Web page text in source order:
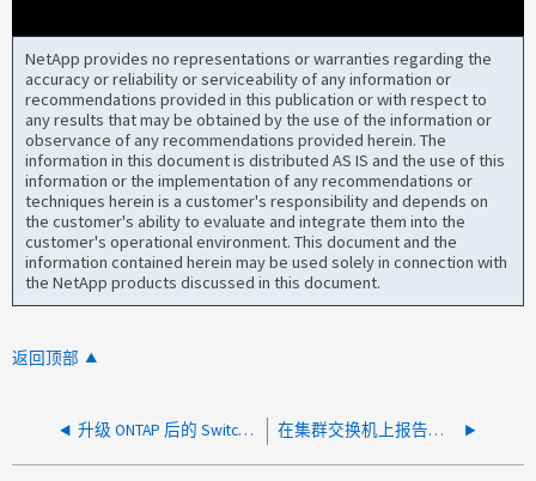
NetApp provides no representations or warranties regarding the
accuracy or reliability or serviceability of any information or
recommendations provided in this publication or with respect to
any results that may be obtained by the use of the information or
observance of any recommendations provided herein. The
information in this document is distributed AS IS and the use of this
information or the implementation of any recommendations or
techniques herein is a customer's responsibility and depends on
the customer's ability to evaluate and integrate them into the
customer's operational environment. This document and the
information contained herein may be used solely in connection with
the NetApp products discussed in this document.
返回顶部
升级 ONTAP 后的 SwitchCommunityString_Alert 在集群交换机上报告了SwitchCommunityString_Alert